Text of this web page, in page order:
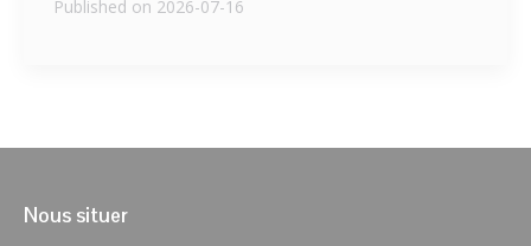
Published on 2026-07-16
Nous situer